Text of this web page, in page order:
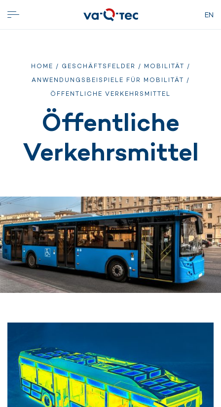
EN
HOME / GESCHÄFTSFELDER / MOBILITÄT /
ANWENDUNGSBEISPIELE FÜR MOBILITÄT /
ÖFFENTLICHE VERKEHRSMITTEL
Öffentliche
Verkehrsmittel